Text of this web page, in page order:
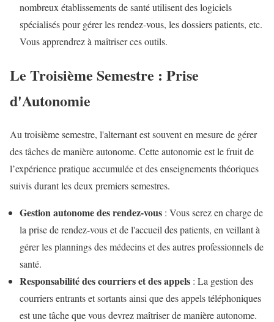
nombreux établissements de santé utilisent des logiciels
spécialisés pour gérer les rendez-vous, les dossiers patients, etc.
Vous apprendrez à maîtriser ces outils.
Le Troisième Semestre : Prise
d'Autonomie
Au troisième semestre, l'alternant est souvent en mesure de gérer
des tâches de manière autonome. Cette autonomie est le fruit de
l’expérience pratique accumulée et des enseignements théoriques
suivis durant les deux premiers semestres.
Gestion autonome des rendez-vous : Vous serez en charge de
la prise de rendez-vous et de l'accueil des patients, en veillant à
gérer les plannings des médecins et des autres professionnels de
santé.
Responsabilité des courriers et des appels : La gestion des
courriers entrants et sortants ainsi que des appels téléphoniques
est une tâche que vous devrez maîtriser de manière autonome.